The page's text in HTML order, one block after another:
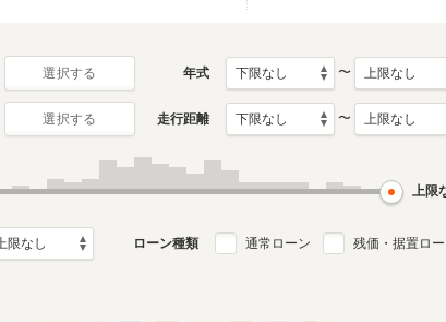
1990年11月～2001年7月
選択する 年式 〜
選択する 走行距離 〜
上限
ローン種類 通常ローン 残価・据置ロ